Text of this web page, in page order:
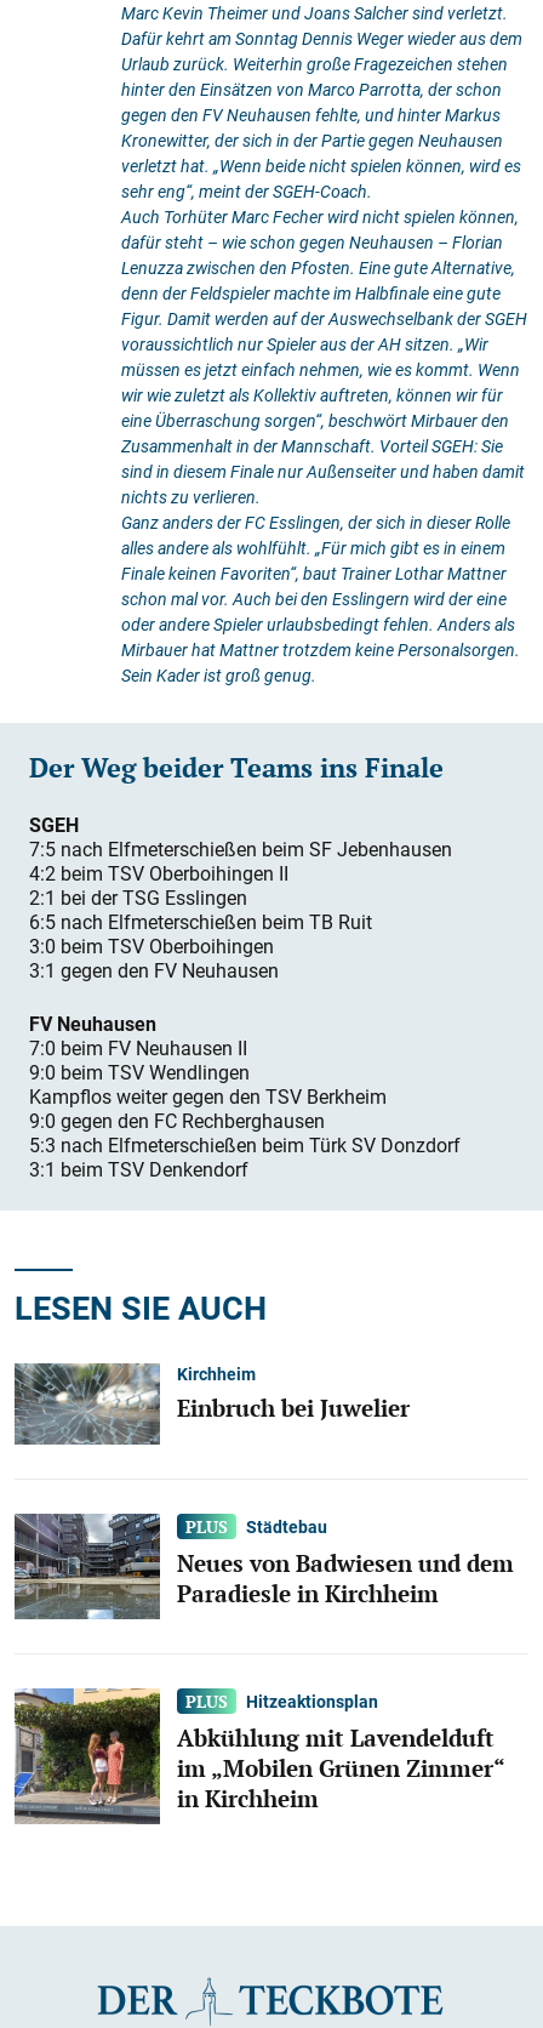
Marc Kevin Theimer und Joans Salcher sind verletzt.
Dafür kehrt am Sonntag Dennis Weger wieder aus dem
Urlaub zurück. Weiterhin große Fragezeichen stehen
hinter den Einsätzen von Marco Parrotta, der schon
gegen den FV Neuhausen fehlte, und hinter Markus
Kronewitter, der sich in der Partie gegen Neuhausen
verletzt hat. „Wenn beide nicht spielen können, wird es
sehr eng“, meint der SGEH-Coach.
Auch Torhüter Marc Fecher wird nicht spielen können,
dafür steht – wie schon gegen Neuhausen – Florian
Lenuzza zwischen den Pfosten. Eine gute Alternative,
denn der Feldspieler machte im Halbfinale eine gute
Figur. Damit werden auf der Auswechselbank der SGEH
voraussichtlich nur Spieler aus der AH sitzen. „Wir
müssen es jetzt einfach nehmen, wie es kommt. Wenn
wir wie zuletzt als Kollektiv auftreten, können wir für
eine Überraschung sorgen“, beschwört Mirbauer den
Zusammenhalt in der Mannschaft. Vorteil SGEH: Sie
sind in diesem Finale nur Außenseiter und haben damit
nichts zu verlieren.
Ganz anders der FC Esslingen, der sich in dieser Rolle
alles andere als wohlfühlt. „Für mich gibt es in einem
Finale keinen Favoriten“, baut Trainer Lothar Mattner
schon mal vor. Auch bei den Esslingern wird der eine
oder andere Spieler urlaubsbedingt fehlen. Anders als
Mirbauer hat Mattner trotzdem keine Personalsorgen.
Sein Kader ist groß genug.
Der Weg beider Teams ins Finale
SGEH
7:5 nach Elfmeterschießen beim SF Jebenhausen
4:2 beim TSV Oberboihingen II
2:1 bei der TSG Esslingen
6:5 nach Elfmeterschießen beim TB Ruit
3:0 beim TSV Oberboihingen
3:1 gegen den FV Neuhausen
FV Neuhausen
7:0 beim FV Neuhausen II
9:0 beim TSV Wendlingen
Kampflos weiter gegen den TSV Berkheim
9:0 gegen den FC Rechberghausen
5:3 nach Elfmeterschießen beim Türk SV Donzdorf
3:1 beim TSV Denkendorf
LESEN SIE AUCH
Kirchheim
Einbruch bei Juwelier
Städtebau
Neues von Badwiesen und dem
Paradiesle in Kirchheim
Hitzeaktionsplan
Abkühlung mit Lavendelduft
im „Mobilen Grünen Zimmer“
in Kirchheim